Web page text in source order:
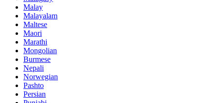
Malay
Malayalam
Maltese
Maori
Marathi
Mongolian
Burmese
Nepali
Norwegian
Pashto
Persian